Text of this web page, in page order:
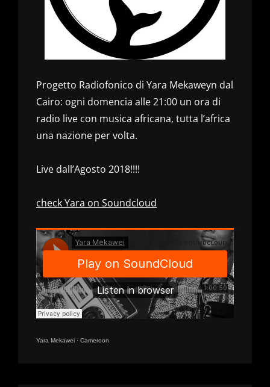
Progetto Radiofonico di Yara Mekaweyn dal
Cairo: ogni domencia alle 21:00 un ora di
radio live con musica africana, tutta l’africa
una nazione per volta.
Live dall’Agosto 2018!!!!
check Yara on Soundcloud
Yara Mekawei · Cameroon